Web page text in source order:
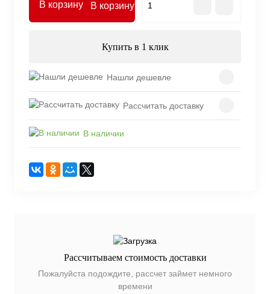
В корзину
Купить в 1 клик
Нашли дешевле
Рассчитать доставку
В наличии
Рассчитываем стоимость доставки
Пожалуйста подождите, рассчет займет немного
времени